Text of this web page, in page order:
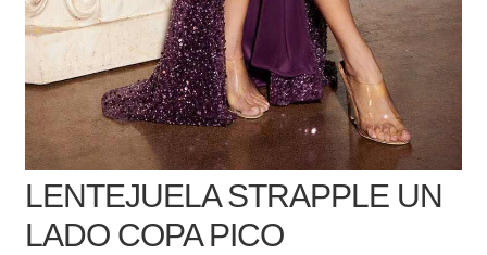
LENTEJUELA STRAPPLE UN
LADO COPA PICO